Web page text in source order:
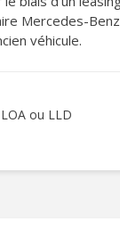
Mercedes-
véhicule.
ou LLD